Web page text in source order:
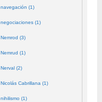
navegación (1)
negociaciones (1)
Nemrod (3)
Nemrud (1)
Nerval (2)
Nicolás Cabrillana (1)
nihilismo (1)